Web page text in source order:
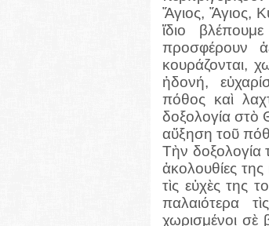
Ἅγιος, Ἅγιος,
ἴδιο
προσφέρουν
κουράζονται,
ἡδονή,
πόθος καὶ
δοξολογία στὸ
αὔξηση τοῦ
Τὴν δοξολογία
ἀκολουθίες της
τὶς εὐχὲς της
παλαιότερα
χωρισμένοι